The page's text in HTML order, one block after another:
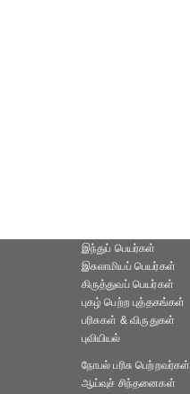
இந்துப் பெயர்கள்
இசுலாமியப் பெயர்கள்
கிருத்துவப் பெயர்கள்
புகழ் பெற்ற புத்தகங்கள்
பரிசுகள் & விருதுகள்
புவியியல்
நோபல் பரிசு‎ பெற்றவர்‎கள்
ஆய்வுச் சிந்தனைகள்